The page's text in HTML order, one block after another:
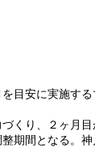
目安に実施す
くり、２ヶ月
期間となる。